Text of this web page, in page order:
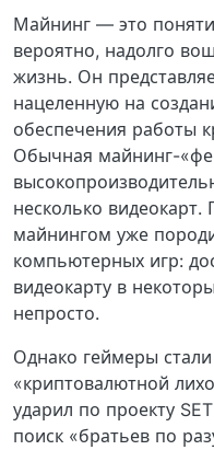
Майнинг — это
вероятно, надолго
жизнь. Он
нацеленную на
обеспечения работы
Обычная майнинг-
несколько
майнингом уже
компьютерных игр:
видеокарту в
непросто.
Однако геймеры
«криптовалютной
ударил по проекту
поиск «братьев по